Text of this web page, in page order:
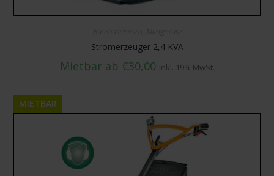
Stromerzeuger 2,4 KVA
Mietbar ab €30,00 inkl. 19% MwSt.
MIETBAR